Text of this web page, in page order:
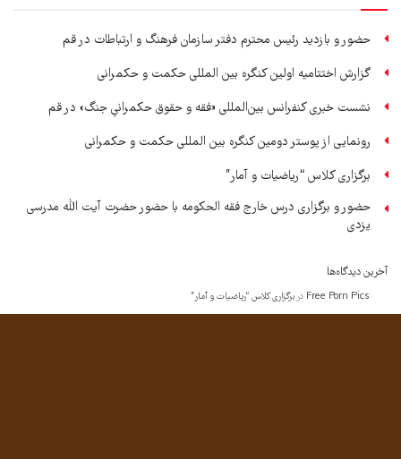
حضور و بازدید رئیس محترم دفتر سازمان فرهنگ و ارتباطات در قم
گزارش اختتامیه اولین کنگره بین المللی حکمت و حکمرانی
نشست خبری کنفرانس بین‌المللی «فقه و حقوق حکمرانیِ جنگ» در قم
رونمایی از پوستر دومین کنگره بین المللی حکمت و حکمرانی
برگزاری کلاس “ریاضیات و آمار”
حضور و برگزاری درس خارج فقه الحکومه با حضور حضرت آیت الله مدرسی
یزدی
آخرین دیدگاه‌ها
Free Porn Pics در برگزاری کلاس “ریاضیات و آمار”